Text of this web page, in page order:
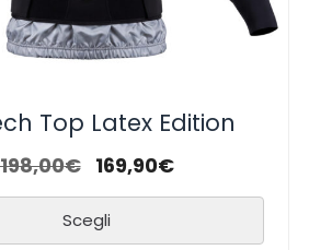
Top Latex Edition
198,00€ 169,90€
Scegli